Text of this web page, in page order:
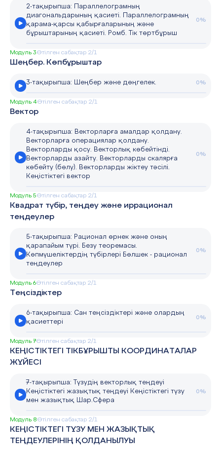
2-тақырыпша: Параллелограмның
диагональдарының қасиеті. Параллелограмның
қарама-қарсы қабырғаларының және
бұрыштарының қасиеті. Ромб. Тік төртбұрыш
0%
Модуль 3Өтілген сабақтар 2/1
Шеңбер. Көпбұрыштар
3-тақырыпша: Шеңбер және дөңгелек. 0%
Модуль 4Өтілген сабақтар 2/1
Вектор
4-тақырыпша: Векторларға амалдар қолдану.
Векторларға операциялар қолдану.
Векторларды қосу. Векторлық көбейтінді.
Векторларды азайту. Векторларды скалярға
көбейту (бөлу). Векторларды жіктеу тәсілі.
Кеңістіктегі вектор
0%
Модуль 5Өтілген сабақтар 2/1
Квадрат түбір, теңдеу және иррационал
теңдеулер
5-тақырыпша: Рационал өрнек және оның
қарапайым түрі. Безу теоремасы.
Көпмүшеліктердің түбірлері Бөлшек - рационал
теңдеулер
0%
Модуль 6Өтілген сабақтар 2/1
Теңсіздіктер
6-тақырыпша: Сан теңсіздіктері және олардың
қасиеттері
0%
Модуль 7Өтілген сабақтар 2/1
КЕҢІСТІКТЕГІ ТІКБҰРЫШТЫ КООРДИНАТАЛАР
ЖҮЙЕСІ
7-тақырыпша: Түзудің векторлық теңдеуі
Кеңістіктегі жазықтық теңдеуі Кеңістіктегі түзу
мен жазықтық Шар.Сфера
0%
Модуль 8Өтілген сабақтар 2/1
КЕҢІСТІКТЕГІ ТҮЗУ МЕН ЖАЗЫҚТЫҚ
ТЕҢДЕУЛЕРІНІҢ ҚОЛДАНЫЛУЫ